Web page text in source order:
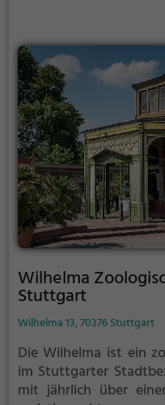
Wilhelma
Stuttgart
Wilhelma 13, 70376 Stuttgart
Die Wilhelma ist ein
im Stuttgarter
mit jährlich über